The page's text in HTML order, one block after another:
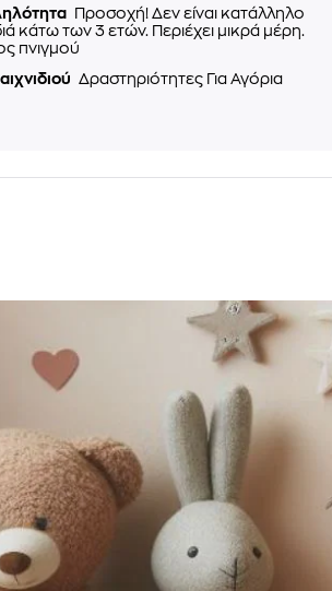
Προσοχή! Δεν είναι κατάλληλο
κάτω των 3 ετών. Περιέχει μικρά μέρη.
πνιγμού
Δραστηριότητες Για Αγόρια